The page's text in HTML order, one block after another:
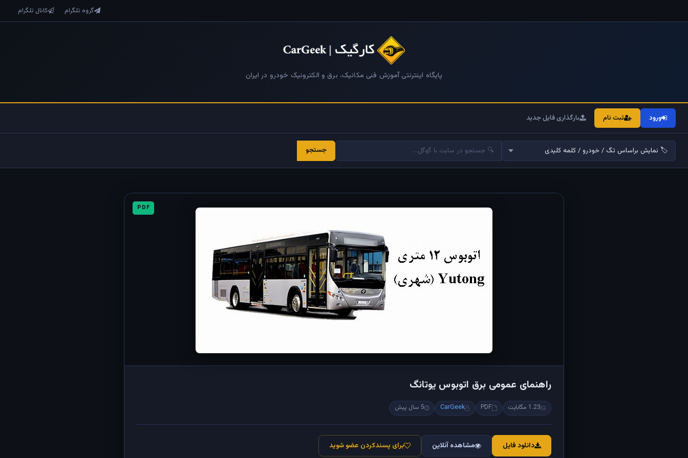
گروه تلگرام کانال تلگرام
پایگاه اینترنتی آموزش فنی مکانیک، برق و الکترونیک خودرو در ایران
ورود ثبت نام بارگذاری فایل جدید
جستجو
PDF
راهنمای عمومی برق اتوبوس یوتانگ
1.23 مگابایت PDF
CarGeek 5 سال پیش
دانلود فایل مشاهده آنلاین برای پسندکردن عضو شوید